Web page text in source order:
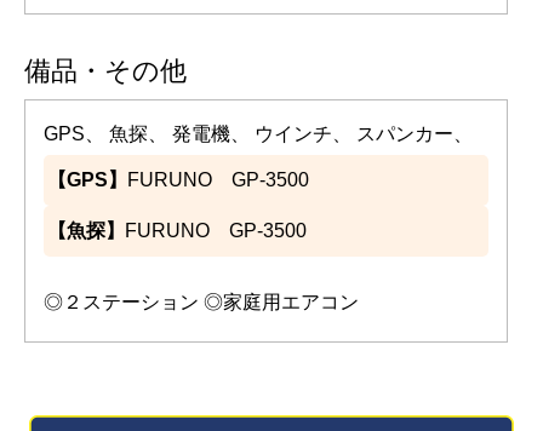
備品・その他
GPS、 魚探、 発電機、 ウインチ、 スパンカー、
【GPS】 FURUNO GP-3500
【魚探】 FURUNO GP-3500
◎２ステーション ◎家庭用エアコン